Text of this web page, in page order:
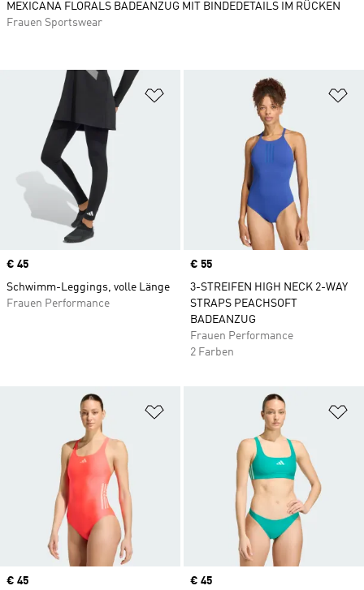
Zur Wunschliste hinzufügen
Price
€ 45
Schwimm-Leggings, volle Länge
Frauen Performance
Price
€ 55
3-STREIFEN HIGH NECK 2-WAY
STRAPS PEACHSOFT
BADEANZUG
Frauen Performance
2 Farben
Zur Wunschliste hinzufügen
Price
€ 45 Price
€ 45
MEXICANA FLORALS BADEANZUG MIT BINDEDETAILS IM RÜCKEN
Frauen Sportswear